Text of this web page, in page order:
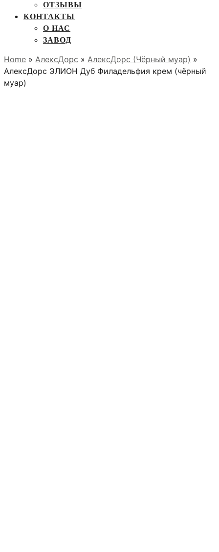
ОТЗЫВЫ
КОНТАКТЫ
О НАС
ЗАВОД
Home » АлексДорс » АлексДорс (Чёрный муар) »
АлексДорс ЭЛИОН Дуб Филадельфия крем (чёрный
муар)